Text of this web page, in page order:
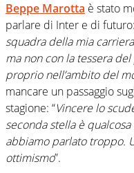
Beppe Marotta è stato
parlare di Inter e di
squadra della mia
ma non con la tessera
proprio nell’ambito del
mancare un passaggio
stagione: “Vincere lo
seconda stella è
abbiamo parlato troppo.
ottimismo”.